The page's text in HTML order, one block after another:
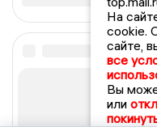
На
cookie.
сайте,
все
Вы
или